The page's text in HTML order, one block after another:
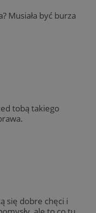
Musiała być burza
tobą takiego
się dobre chęci i